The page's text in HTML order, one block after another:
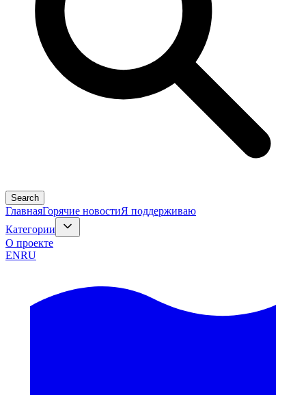
Search
ГлавнаяГорячие новостиЯ поддерживаю
Категории
О проекте
ENRU